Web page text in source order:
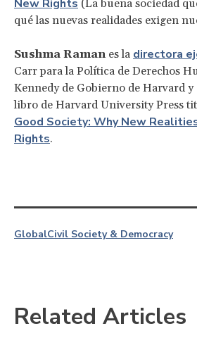
New Rights (La buena sociedad
qué las nuevas realidades exigen
Sushma Raman es la directora
Carr para la Política de Derechos
Kennedy de Gobierno de Harvard
libro de Harvard University Press
Good Society: Why New
Rights.
GlobalCivil Society & Democracy
Related Articles